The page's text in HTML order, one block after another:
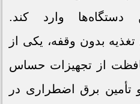
دستگاه‌ها وارد کند.
تغذیه بدون وقفه، یکی از
از تجهیزات حساس
تأمین برق اضطراری در